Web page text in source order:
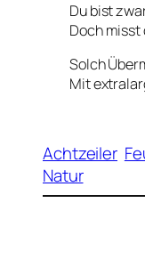
Du bist
Doch misst
Solch
Mit
Achtzeiler
Natur